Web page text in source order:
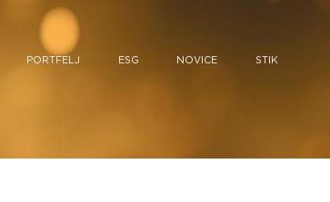
PORTFELJ ESG NOVICE STIK